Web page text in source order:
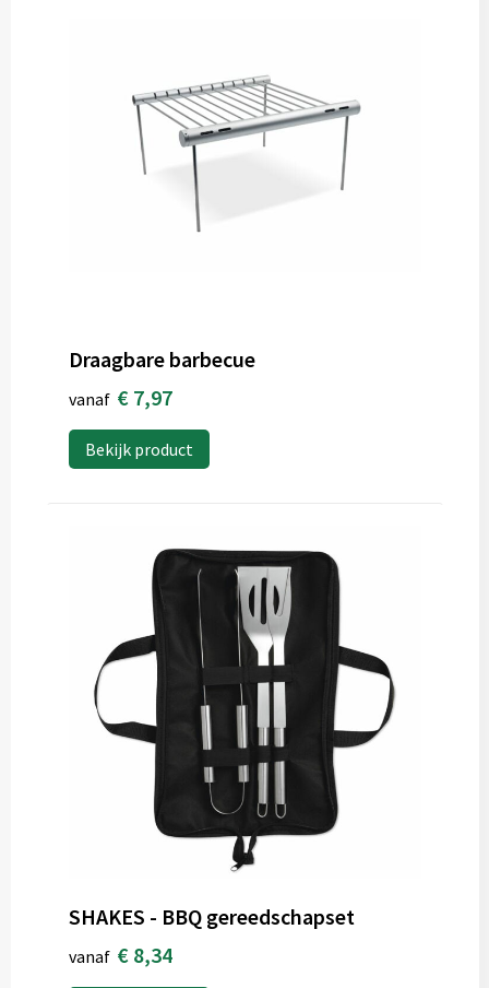
Draagbare barbecue
vanaf € 7,97
Bekijk product
SHAKES - BBQ gereedschapset
vanaf € 8,34